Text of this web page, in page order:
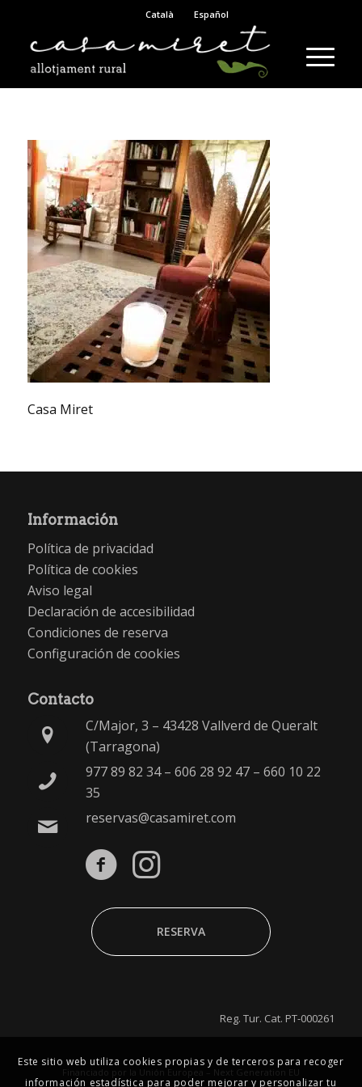
Català Español
Casa Miret
Información
Política de privacidad
Política de cookies
Aviso legal
Declaración de accesibilidad
Condiciones de reserva
Configuración de cookies
Contacto
C/Major, 3 – 43428 Vallverd de Queralt
(Tarragona)
977 89 82 34– 606 28 92 47– 660 10 22
35
reservas@casamiret.com
RESERVA
Reg. Tur. Cat. PT-000261
Financiado por la Unión Europea – Next Generation EU
Este sitio web utiliza cookies propias y de terceros para recoger
información estadística para poder mejorar y personalizar tu